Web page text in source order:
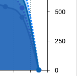
0
250
500